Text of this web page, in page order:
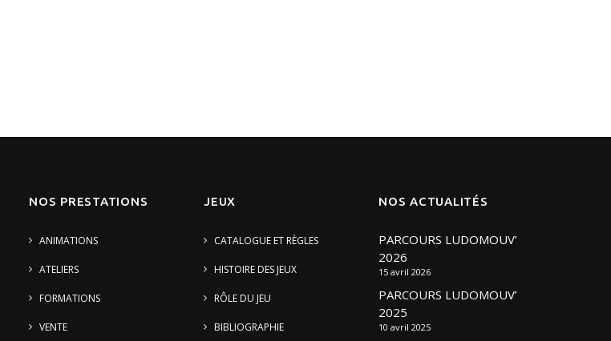
NOS PRESTATIONS
ANIMATIONS
ATELIERS
FORMATIONS
VENTE
JEUX
CATALOGUE ET RÈGLES
HISTOIRE DES JEUX
RÔLE DU JEU
BIBLIOGRAPHIE
NOS ACTUALITÉS
PARCOURS LUDOMOUV’
2026
15 avril 2026
PARCOURS LUDOMOUV’
2025
10 avril 2025